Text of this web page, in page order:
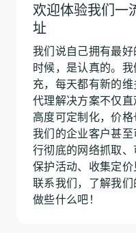
欢迎体验我们一
址
我们说自己拥有最
时候，是认真的。
充，每天都有新的
代理解决方案不仅
高度可定制化，价
我们的企业客户甚
行彻底的网络抓取
保护活动、收集定
联系我们，了解我
做些什么吧！